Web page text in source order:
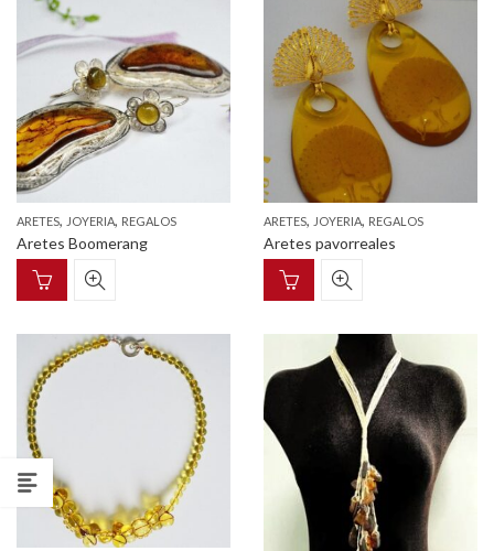
ARETES, JOYERIA, REGALOS
Aretes Boomerang
ARETES, JOYERIA, REGALOS
Aretes pavorreales